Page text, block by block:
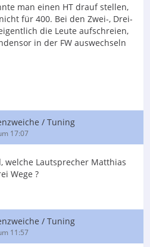
man einen HT drauf stellen,
für 400. Bei den Zwei-, Drei-
die Leute aufschreien,
in der FW auswechseln
/ Tuning
17:07
welche Lautsprecher Matthias
Wege ?
/ Tuning
11:57